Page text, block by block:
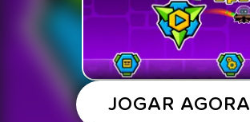
JOGAR AGORA